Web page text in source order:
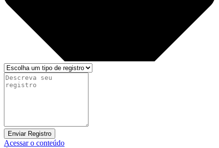
Enviar Registro
Acessar o conteúdo